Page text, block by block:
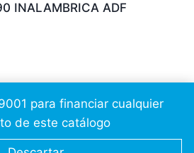
para financiar cualquier
de este catálogo
INALAMBRICA ADF
CSCJesusAP